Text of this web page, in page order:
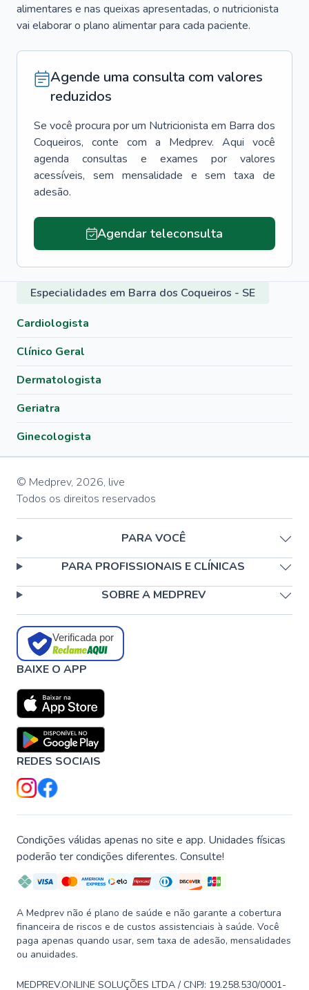
alimentares e nas queixas apresentadas, o nutricionista
vai elaborar o plano alimentar para cada paciente.
Agende uma consulta com valores
reduzidos
Se você procura por um Nutricionista em Barra dos
Coqueiros, conte com a Medprev. Aqui você
agenda consultas e exames por valores
acessíveis, sem mensalidade e sem taxa de
adesão.
Agendar teleconsulta
Especialidades em Barra dos Coqueiros - SE
Cardiologista
Clínico Geral
Dermatologista
Geriatra
Ginecologista
© Medprev, 2026, live
Todos os direitos reservados
PARA VOCÊ
PARA PROFISSIONAIS E CLÍNICAS
SOBRE A MEDPREV
Verificada por
BAIXE O APP
REDES SOCIAIS
Condições válidas apenas no site e app. Unidades físicas
poderão ter condições diferentes. Consulte!
A Medprev não é plano de saúde e não garante a cobertura
financeira de riscos e de custos assistenciais à saúde. Você
paga apenas quando usar, sem taxa de adesão, mensalidades
ou anuidades.
MEDPREV.ONLINE SOLUÇÕES LTDA / CNPJ: 19.258.530/0001-